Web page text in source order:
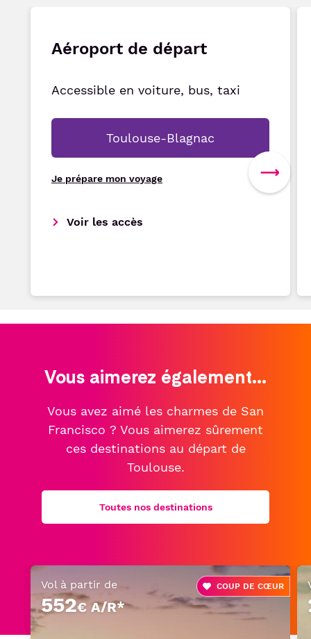
Aéroport de départ
Accessible en voiture, bus, taxi
Toulouse-Blagnac
Je prépare mon voyage
Voir les accès
Vous aimerez également...
Vous avez aimé les charmes de San
Francisco ? Vous aimerez sûrement
ces destinations au départ de
Toulouse.
Toutes nos destinations
COUP DE CŒUR
Vol à partir de
552€ A/R*